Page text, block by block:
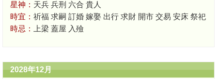
星神： 天兵 兵刑 六合 貴人
時宜： 祈福 求嗣 訂婚 嫁娶 出行 求財 開市 交易 安床 祭祀
時忌：
上梁 蓋屋 入殮
2028年12月